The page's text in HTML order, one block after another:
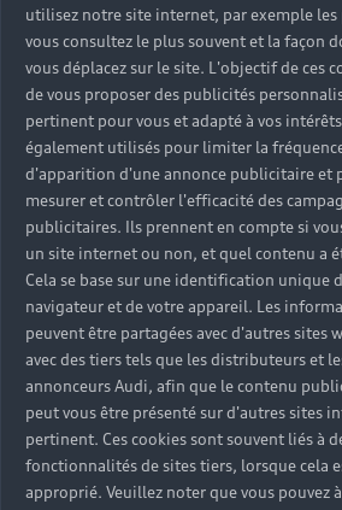
utilisez notre site internet, par exemple les
vous consultez le plus souvent et la façon
vous déplacez sur le site. L'objectif de ces
de vous proposer des publicités
pertinent pour vous et adapté à vos
également utilisés pour limiter la
d'apparition d'une annonce publicitaire et
mesurer et contrôler l'efficacité des
publicitaires. Ils prennent en compte si
un site internet ou non, et quel contenu a
Cela se base sur une identification unique
navigateur et de votre appareil. Les
peuvent être partagées avec d'autres sites
avec des tiers tels que les distributeurs et
annonceurs Audi, afin que le contenu
peut vous être présenté sur d'autres sites
pertinent. Ces cookies sont souvent liés à
fonctionnalités de sites tiers, lorsque cela
approprié. Veuillez noter que vous pouvez